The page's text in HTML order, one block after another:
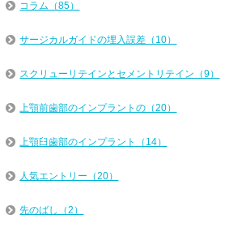
コラム（85）
サージカルガイドの埋入誤差（10）
スクリューリテインとセメントリテイン（9）
上顎前歯部のインプラントの（20）
上顎臼歯部のインプラント（14）
人気エントリー（20）
先のばし（2）